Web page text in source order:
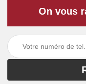
On vous